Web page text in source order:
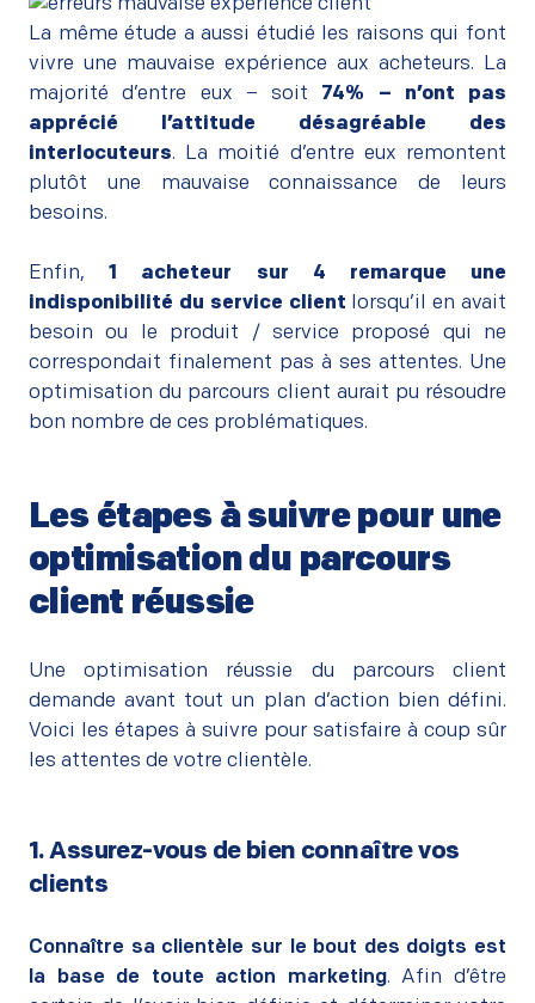
La même étude a aussi étudié les raisons qui font
vivre une mauvaise expérience aux acheteurs. La
majorité d’entre eux – soit 74% – n’ont pas
apprécié l’attitude désagréable des
interlocuteurs. La moitié d’entre eux remontent
plutôt une mauvaise connaissance de leurs
besoins.
Enfin, 1 acheteur sur 4 remarque une
indisponibilité du service client lorsqu’il en avait
besoin ou le produit / service proposé qui ne
correspondait finalement pas à ses attentes. Une
optimisation du parcours client aurait pu résoudre
bon nombre de ces problématiques.
Les étapes à suivre pour une
optimisation du parcours
client réussie
Une optimisation réussie du parcours client
demande avant tout un plan d’action bien défini.
Voici les étapes à suivre pour satisfaire à coup sûr
les attentes de votre clientèle.
1. Assurez-vous de bien connaître vos
clients
Connaître sa clientèle sur le bout des doigts est
la base de toute action marketing. Afin d’être